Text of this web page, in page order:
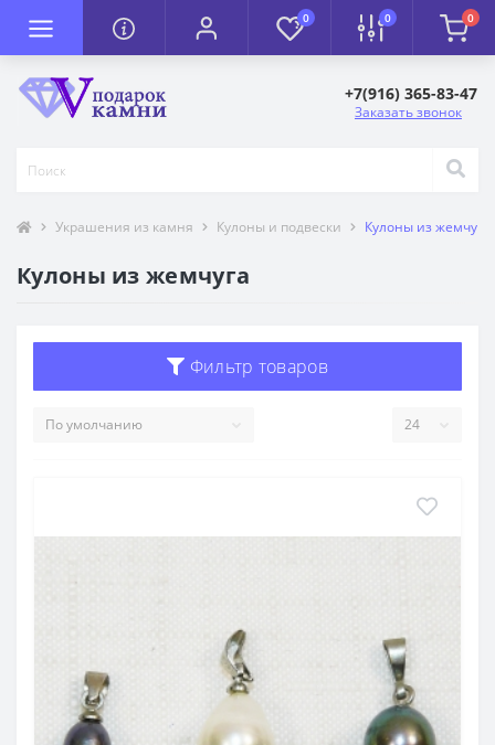
0 0 0
+7(916) 365-83-47
Заказать звонок
Украшения из камня Кулоны и подвески Кулоны из жемчуга
Кулоны из жемчуга
Фильтр товаров